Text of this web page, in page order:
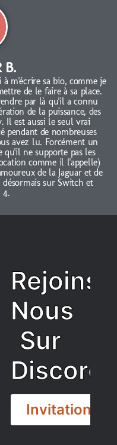
B.
m'écrire sa bio, comme je
de le faire à sa place.
par là qu'il a connu
de la puissance, des
Il est aussi le seul vrai
pendant de nombreuses
avez lu. Forcément un
ne supporte pas les
comme il l'appelle)
de la Jaguar et de
sur Switch et
4.
Rejoins
Nous
Sur
Discord
Invitation